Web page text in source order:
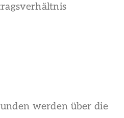
werden über die